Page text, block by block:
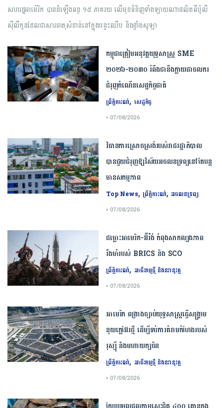
សហរដ្ឋអាម៉េរិក បានដំឡើងពន្ធ ១៥ ភាគរយ លើមុខទំនិញទាំងឡាយណាផលិតពីប៉ូលី
ស៊ីលីកូនដែលជាសារធាតុសំខាន់នៅក្នុងបន្ទះឈីប និងផ្ទាំងសូឡា
កម្ពុជា​ត្រៀមអនុវត្ត​យុទ្ធសាស្ត្រ​ ​SME​ ​
២០២៦​-​២០៣០​ រំពឹងថានឹងក្លាយ​ជា​ចលករ​
ជំរុញ​កំណើន​សេដ្ឋកិច្ច​ជាតិ​
ព្រឹត្តិការណ៍, សេដ្ឋកិច្ច
• 07/08/2026
វិធានការស្រោចស្រង់របស់រាជរដ្ឋាភិបាល​
បាន​ជួយ​ជំរុញឱ្យវិស័យ​អចលនទ្រព្យនៅតែបន្ត​
មានសកម្មភាព
Top News,ព្រឹត្តិការណ៍, អចលនទ្រព្យ
• 07/08/2026
ជម្លោះ​អាមេរិក​-​អ៊ីរ៉ង់​ ​កំពុង​សាកល្បង​ភាព​
រឹងមាំ​របស់​ ​BRICS​ ​និង​ ​SCO​
ព្រឹត្តិការណ៍, អាជីវកម្មថ្មី និងនវានុវត្ត
• 07/08/2026
​អាមេរិក​ ពង្រាងច្បាប់​យុទ្ធសាស្ត្រ​ធ្វើ​សង្គ្រាម​
នុយក្លេអ៊ែរ​ថ្មី ដើម្បីទប់ការគំរាមកំហែងរបស់​
រុស្ស៊ី និងមហាយក្សចិន
ព្រឹត្តិការណ៍, អាជីវកម្មថ្មី និងនវានុវត្ត
• 07/08/2026